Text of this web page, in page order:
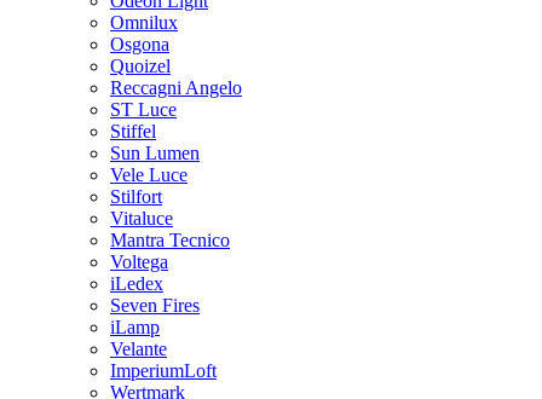
Omnilux
Osgona
Quoizel
Reccagni Angelo
ST Luce
Stiffel
Sun Lumen
Vele Luce
Stilfort
Vitaluce
Mantra Tecnico
Voltega
iLedex
Seven Fires
iLamp
Velante
ImperiumLoft
Wertmark